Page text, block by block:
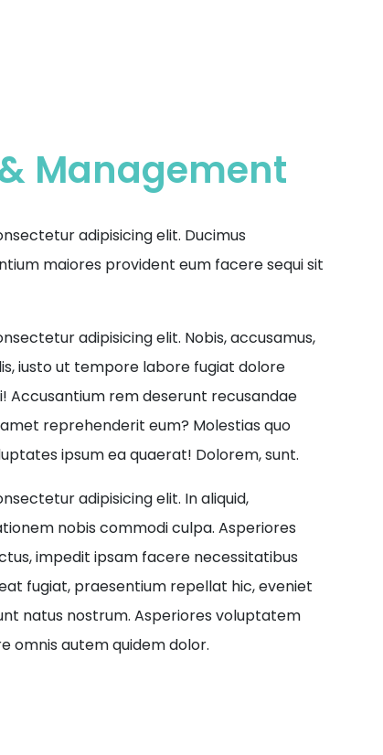
Management
adipisicing elit. Ducimus
maiores provident eum facere sequi sit
adipisicing elit. Nobis, accusamus,
iusto ut tempore labore fugiat dolore
Accusantium rem deserunt recusandae
reprehenderit eum? Molestias quo
ipsum ea quaerat! Dolorem, sunt.
adipisicing elit. In aliquid,
nobis commodi culpa. Asperiores
impedit ipsam facere necessitatibus
fugiat, praesentium repellat hic, eveniet
natus nostrum. Asperiores voluptatem
omnis autem quidem dolor.